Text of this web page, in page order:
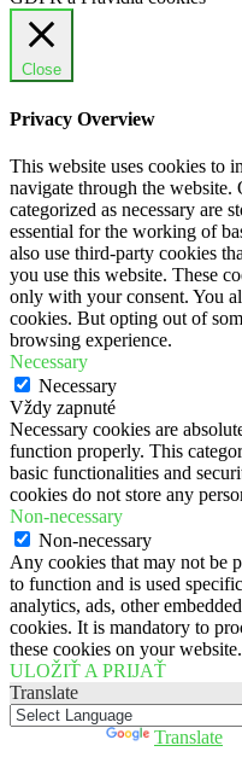
Close
Privacy Overview
This website uses cookies to
navigate through the website.
categorized as necessary are
essential for the working of
also use third-party cookies
you use this website. These
only with your consent. You
cookies. But opting out of
browsing experience.
Necessary
Necessary
Vždy zapnuté
Necessary cookies are
function properly. This
basic functionalities and
cookies do not store any
Non-necessary
Non-necessary
Any cookies that may not be
to function and is used
analytics, ads, other
cookies. It is mandatory to
these cookies on your website.
ULOŽIŤ A PRIJAŤ
Translate
Translate